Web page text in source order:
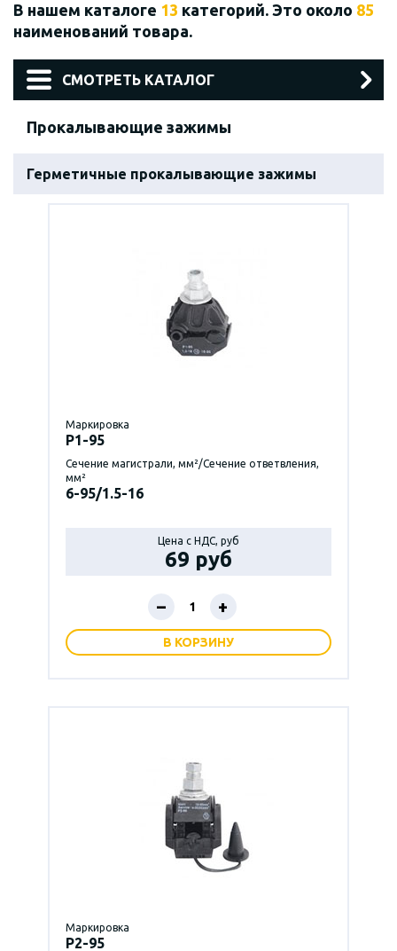
В нашем каталоге 13 категорий. Это около 85
наименований товара.
СМОТРЕТЬ КАТАЛОГ
Прокалывающие зажимы
Герметичные прокалывающие зажимы
Маркировка
P1-95
Сечение магистрали, мм²/Сечение ответвления,
мм²
6-95/1.5-16
Цена с НДС, руб
69 руб
– +
В КОРЗИНУ
Маркировка
P2-95